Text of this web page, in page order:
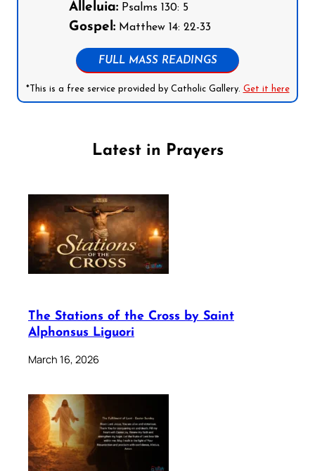
Alleluia: Psalms 130: 5
Gospel: Matthew 14: 22-33
FULL MASS READINGS
*This is a free service provided by Catholic Gallery. Get it here
Latest in Prayers
The Stations of the Cross by Saint
Alphonsus Liguori
March 16, 2026